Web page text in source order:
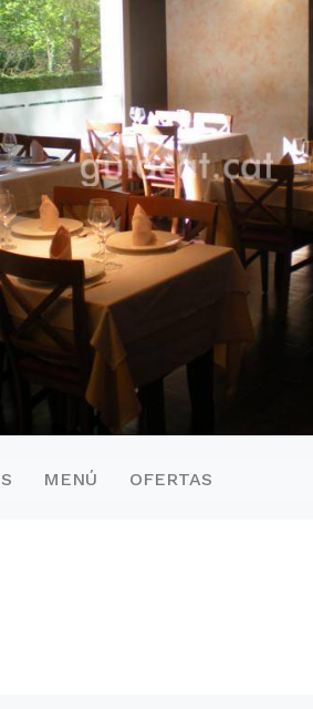
MENÚ OFERTAS